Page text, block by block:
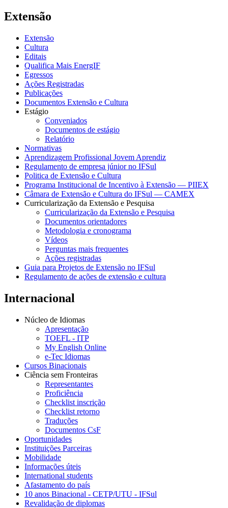
Extensão
Extensão
Cultura
Editais
Qualifica Mais EnergIF
Egressos
Ações Registradas
Publicações
Documentos Extensão e Cultura
Estágio
Conveniados
Documentos de estágio
Relatório
Normativas
Aprendizagem Profissional Jovem Aprendiz
Regulamento de empresa júnior no IFSul
Politica de Extensão e Cultura
Programa Institucional de Incentivo à Extensão — PIIEX
Câmara de Extensão e Cultura do IFSul — CAMEX
Curricularização da Extensão e Pesquisa
Curricularização da Extensão e Pesquisa
Documentos orientadores
Metodologia e cronograma
Vídeos
Perguntas mais frequentes
Ações registradas
Guia para Projetos de Extensão no IFSul
Regulamento de ações de extensão e cultura
Internacional
Núcleo de Idiomas
Apresentação
TOEFL - ITP
My English Online
e-Tec Idiomas
Cursos Binacionais
Ciência sem Fronteiras
Representantes
Proficiência
Checklist inscrição
Checklist retorno
Traduções
Documentos CsF
Oportunidades
Instituições Parceiras
Mobilidade
Informações úteis
International students
Afastamento do país
10 anos Binacional - CETP/UTU - IFSul
Revalidação de diplomas